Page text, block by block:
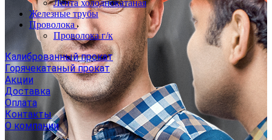
Лента холоднокатаная
Железные трубы
Проволока
Проволока г/к
Калиброванный прокат
Горячекатаный прокат
Акции
Доставка
Оплата
Контакты
О компании